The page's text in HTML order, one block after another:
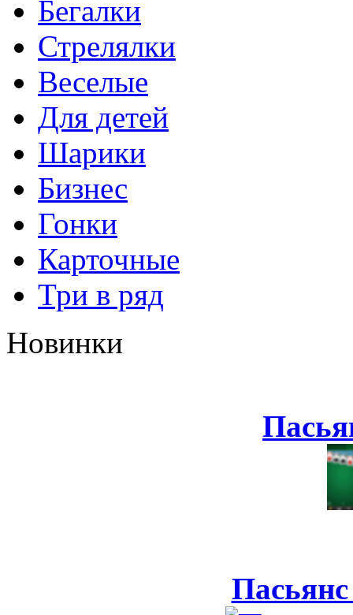
Бегалки
Стрелялки
Веселые
Для детей
Шарики
Бизнес
Гонки
Карточные
Три в ряд
Новинки